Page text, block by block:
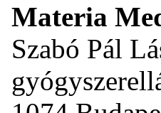
Materia
Szabó Pál